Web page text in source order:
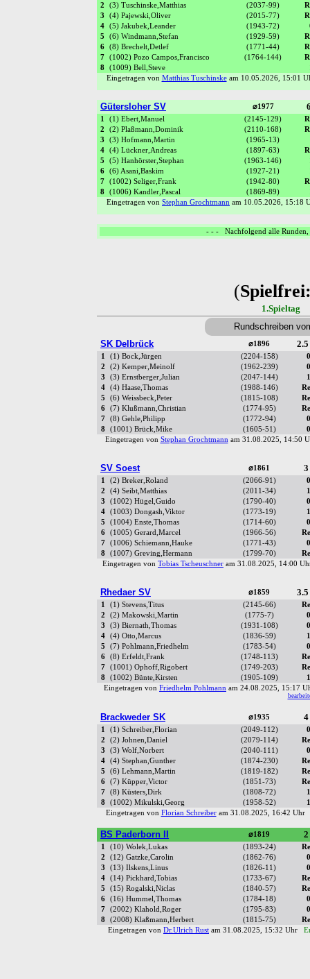
2
(3) Tuschinske,Matthias (2037-99)
3
(4) Pajewski,Oliver (2015-77)
4
(5) Jakubek,Leander (1943-72)
5
(6) Windmann,Stefan (1929-59)
6
(8) Brechelt,Detlef (1771-44)
7
(1002) Pozo Campos,Francisco (1764-144)
8
(1009) Bell,Steve
Eingetragen von Matthias Tuschinskeam 10.05.2026, 15:01
Gütersloher SV ⌀1977
1 (1) Ebert,Manuel (2145-129)
2
(2) Plaßmann,Dominik (2110-168)
3
(3) Hofmann,Martin (1965-13)
4
(4) Lückner,Andreas (1897-63)
5
(5) Hanhörster,Stephan (1963-146)
6
(6) Asani,Baskim (1927-21)
7
(1002) Seliger,Frank (1942-80)
8
(1006) Kandler,Pascal (1869-89)
Eingetragen von Stephan Grochtmann am 10.05.2026,
- - - Nachfolgend alle
(
1.Spieltag
Rundschreiben
SK Delbrück
⌀1896
1 (1) Bock,Jürgen (2204-158)
2
(2) Kemper,Meinolf (1962-239)
3
(3) Ernstberger,Julian (2047-144)
4
(4) Haase,Thomas (1988-146)
5
(6) Weissbeck,Peter (1815-108)
6
(7) Klußmann,Christian (1774-95)
7
(8) Gehle,Philipp (1772-94)
8
(1001) Brück,Mike (1605-51)
Eingetragen von Stephan Grochtmannam 31.08.2025, 14:50
SV Soest ⌀1861 3
1 (2) Breker,Roland (2066-91)
2
(4) Seibt,Matthias (2011-34)
3
(1002) Hügel,Guido (1790-40)
4
(1003) Dongash,Viktor (1773-19)
5
(1004) Enste,Thomas (1714-60)
6
(1005) Gerard,Marcel (1966-56)
7
(1006) Schiemann,Hauke (1771-43)
8
(1007) Greving,Hermann (1799-70)
Eingetragen von Tobias Tscheuschner am 31.08.2025, 14:00
Rhedaer SV ⌀1859
1 (1) Stevens,Titus (2145-66)
2
(2) Makowski,Martin (1775-7)
3
(3) Biernath,Thomas (1931-108)
4
(4) Otto,Marcus (1836-59)
5
(7) Pohlmann,Friedhelm (1783-54)
6
(8) Erfeldt,Frank (1748-113)
7
(1001) Ophoff,Rigobert (1749-203)
8
(1002) Bünte,Kirsten (1905-109)
Eingetragen von Friedhelm Pohlmann am 24.08.2025, 15:17
Brackweder SK ⌀1935 4
1 (1) Schreiber,Florian (2049-112)
2
(2) Johnen,Daniel (2079-114)
3
(3) Wolf,Norbert (2040-111)
4
(4) Stephan,Gunther (1874-230)
5
(6) Lehmann,Martin (1819-182)
6
(7) Küpper,Victor (1851-73)
7
(8) Küsters,Dirk (1808-72)
8
(1002) Mikulski,Georg (1958-52)
Eingetragen von Florian Schreiberam 31.08.2025, 16:42
BS Paderborn II ⌀1819 2
1 (10) Wolek,Lukas (1893-24)
2
(12) Gatzke,Carolin (1862-76)
3
(13) Ilskens,Linus (1826-11)
4
(14) Pickhard,Tobias (1733-67)
5
(15) Rogalski,Niclas (1840-57)
6
(16) Hummel,Thomas (1784-18)
7
(2002) Klahold,Roger (1795-83)
8
(2008) Klaßmann,Herbert (1815-75)
Eingetragen von Dr.Ulrich Rust am 31.08.2025, 15:32 Uhr